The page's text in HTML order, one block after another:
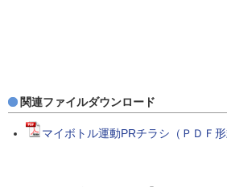
関連ファイルダウンロード
マイボトル運動PRチラシ（ＰＤＦ